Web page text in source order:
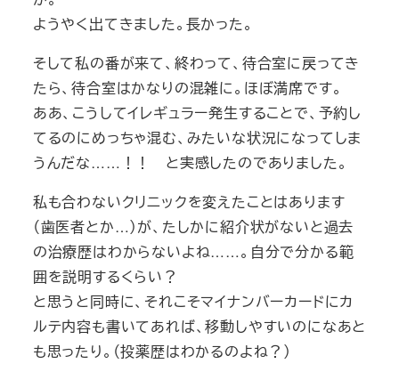
ようやく出てきました。長かった。
そして私の番が来て、終わって、待合室に戻ってき
たら、待合室はかなりの混雑に。ほぼ満席です。
ああ、こうしてイレギュラー発生することで、予約し
てるのにめっちゃ混む、みたいな状況になってしま
うんだな……！！ と実感したのでありました。
私も合わないクリニックを変えたことはあります
（歯医者とか…）が、たしかに紹介状がないと過去
の治療歴はわからないよね……。自分で分かる範
囲を説明するくらい？
と思うと同時に、それこそマイナンバーカードにカ
ルテ内容も書いてあれば、移動しやすいのになあと
も思ったり。（投薬歴はわかるのよね？）